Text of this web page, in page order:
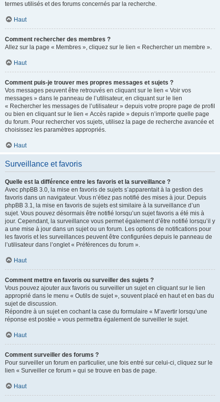
termes utilisés et des forums concernés par la recherche.
Haut
Comment rechercher des membres ?
Allez sur la page « Membres », cliquez sur le lien « Rechercher un membre ».
Haut
Comment puis-je trouver mes propres messages et sujets ?
Vos messages peuvent être retrouvés en cliquant sur le lien « Voir vos
messages » dans le panneau de l’utilisateur, en cliquant sur le lien
« Rechercher les messages de l’utilisateur » depuis votre propre page de profil
ou bien en cliquant sur le lien « Accès rapide » depuis n’importe quelle page
du forum. Pour rechercher vos sujets, utilisez la page de recherche avancée et
choisissez les paramètres appropriés.
Haut
Surveillance et favoris
Quelle est la différence entre les favoris et la surveillance ?
Avec phpBB 3.0, la mise en favoris de sujets s’apparentait à la gestion des
favoris dans un navigateur. Vous n’étiez pas notifié des mises à jour. Depuis
phpBB 3.1, la mise en favoris de sujets est similaire à la surveillance d’un
sujet. Vous pouvez désormais être notifié lorsqu’un sujet favoris a été mis à
jour. Cependant, la surveillance vous permet également d’être notifié lorsqu’il y
a une mise à jour dans un sujet ou un forum. Les options de notifications pour
les favoris et les surveillances peuvent être configurées depuis le panneau de
l’utilisateur dans l’onglet « Préférences du forum ».
Haut
Comment mettre en favoris ou surveiller des sujets ?
Vous pouvez ajouter aux favoris ou surveiller un sujet en cliquant sur le lien
approprié dans le menu « Outils de sujet », souvent placé en haut et en bas du
sujet de discussion.
Répondre à un sujet en cochant la case du formulaire « M’avertir lorsqu’une
réponse est postée » vous permettra également de surveiller le sujet.
Haut
Comment surveiller des forums ?
Pour surveiller un forum en particulier, une fois entré sur celui-ci, cliquez sur le
lien « Surveiller ce forum » qui se trouve en bas de page.
Haut